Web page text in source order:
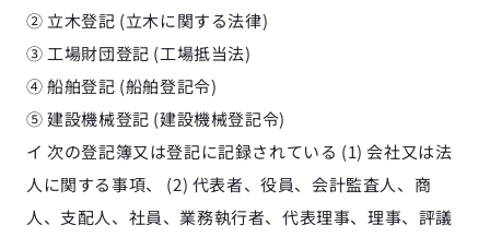
② 立木登記 (立木に関する法律)
③ 工場財団登記 (工場抵当法)
④ 船舶登記 (船舶登記令)
⑤ 建設機械登記 (建設機械登記令)
イ 次の登記簿又は登記に記録されている (1) 会社又は法
人に関する事項、 (2) 代表者、役員、会計監査人、商
人、支配人、社員、業務執行者、代表理事、理事、評議